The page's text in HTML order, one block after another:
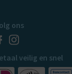
ons
veilig en snel